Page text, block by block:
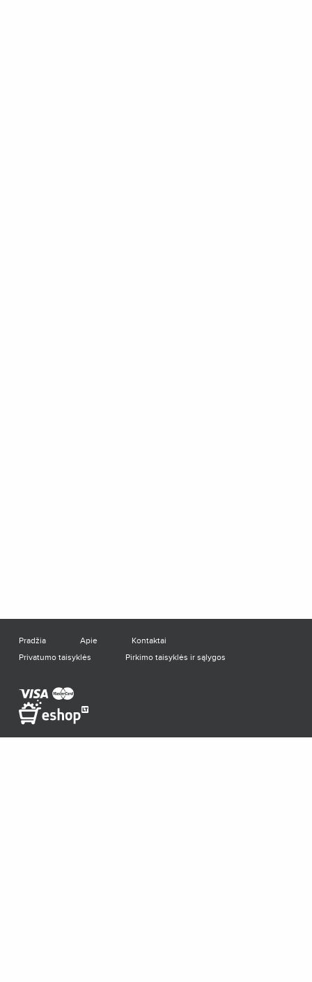
Pradžia Apie
Kontaktai
Privatumo taisyklės
Pirkimo taisyklės ir sąlygos